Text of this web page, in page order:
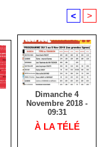
< >
Dimanche 4
Novembre 2018 -
09:31
À LA TÉLÉ